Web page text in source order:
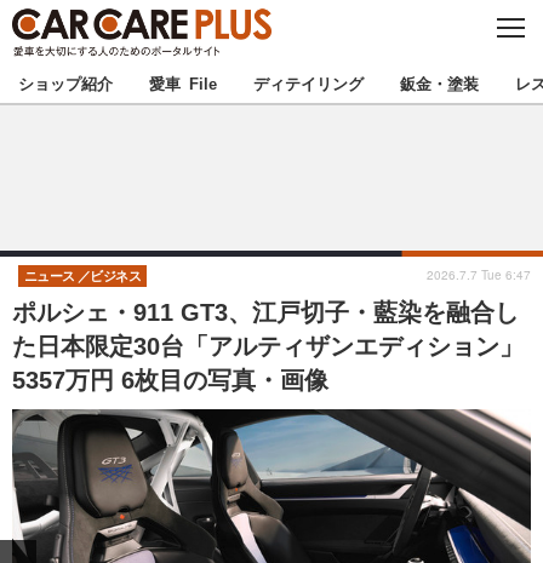
C
S
E
★カーケアプラス認定★ 厳選プロショップを地域から探す
甲信越 北陸
東海 関西
中国
九州 沖縄
注目の記事
ショップレポート 愛車 File
ディテイリング
ショップ紹介 愛車 File ディテイリング 鈑金・塗装 レ
ポルシェ・911 GT3、江戸切子・藍染を融合し
た日本限定30台「アルティザンエディション」
5357万円 6枚目の写真・画像
ニュース ビジネス 2026.7.7 Tue 6:47